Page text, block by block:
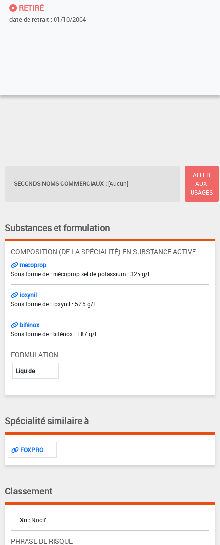
RETIRÉ
date de retrait : 01/10/2004
SECONDS NOMS COMMERCIAUX : [Aucun]
ALLER
AUX
USAGES
Substances et formulation
COMPOSITION (DE LA SPÉCIALITÉ) EN SUBSTANCE ACTIVE
mecoprop
Sous forme de : mécoprop sel de potassium : 325 g/L
ioxynil
Sous forme de : ioxynil : 57,5 g/L
bifénox
Sous forme de : bifénox : 187 g/L
FORMULATION
Liquide
Spécialité similaire à
FOXPRO
Classement
Xn : Nocif
PHRASE DE RISQUE